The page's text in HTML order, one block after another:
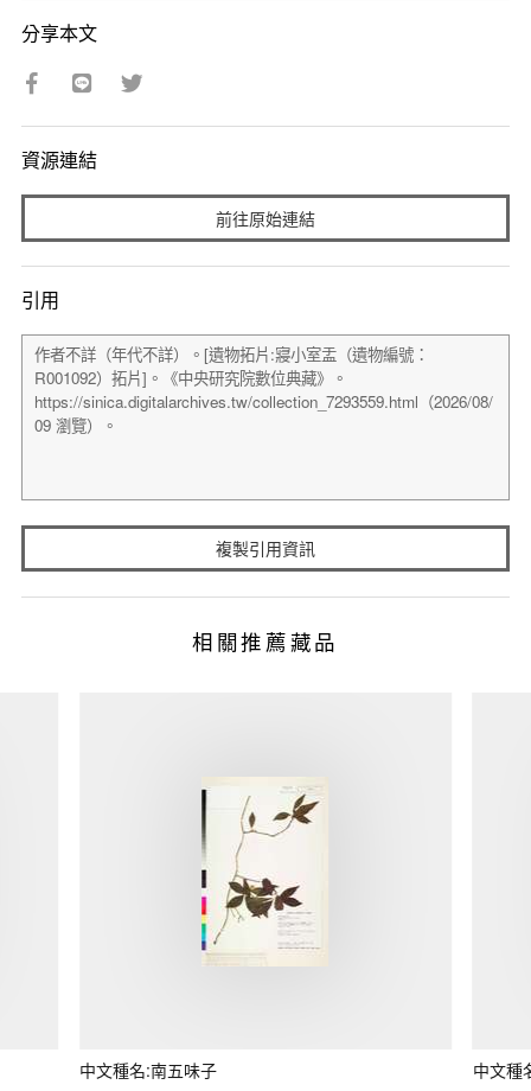
分享本文
資源連結
前往原始連結
引用
複製引用資訊
相關推薦藏品
中文種名:南五味子 中文種